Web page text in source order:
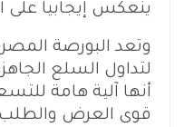
ينعكس إيجابياً على
وتعد البورصة
لتداول السلع
أنها آلية هامة
قوى العرض